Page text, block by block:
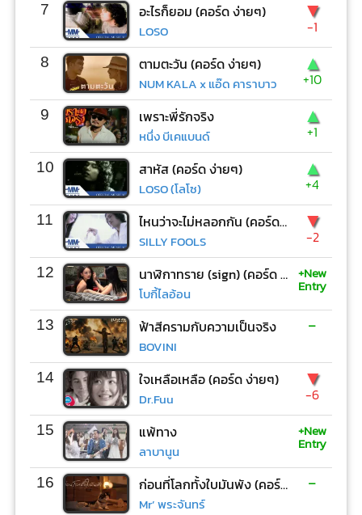
7 อะไรก็ยอม (คอร์ด ง่ายๆ)
LOSO
▼
-1
8 ตามตะวัน (คอร์ด ง่ายๆ)
NUM KALA x แอ๊ด คาราบาว
▲
+10
9 เพราะพี่รักจริง
หนึ่ง บีเคแบนด์
▲
+1
10 สาหัส (คอร์ด ง่ายๆ)
LOSO (โลโซ)
▲
+4
11 ไหนว่าจะไม่หลอกกัน (คอร์ด ง่ายๆ)
SILLY FOOLS
▼
-2
12 นาฬิกาทราย (sign) (คอร์ด ง่ายๆ)
โบกี้ไลอ้อน
+New
Entry
13 ฟ้าสีครามกับความเป็นจริง
BOVINI
-
14 ใจเหลือเหลือ (คอร์ด ง่ายๆ)
Dr.Fuu
▼
-6
15 แพ้ทาง
ลาบานูน
+New
Entry
16 ก่อนที่โลกทั้งใบมันพัง (คอร์ด ง่ายๆ)
Mr’ พระจันทร์
-